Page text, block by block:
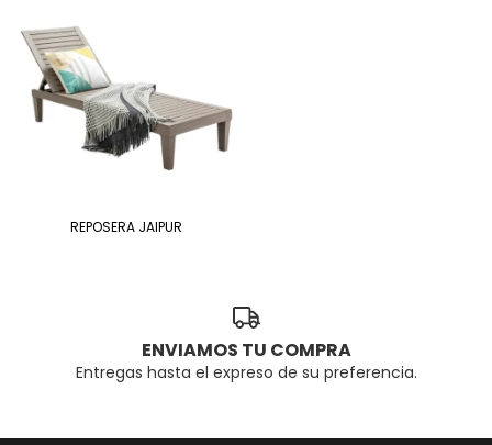
REPOSERA JAIPUR
ENVIAMOS TU COMPRA
Entregas hasta el expreso de su preferencia.